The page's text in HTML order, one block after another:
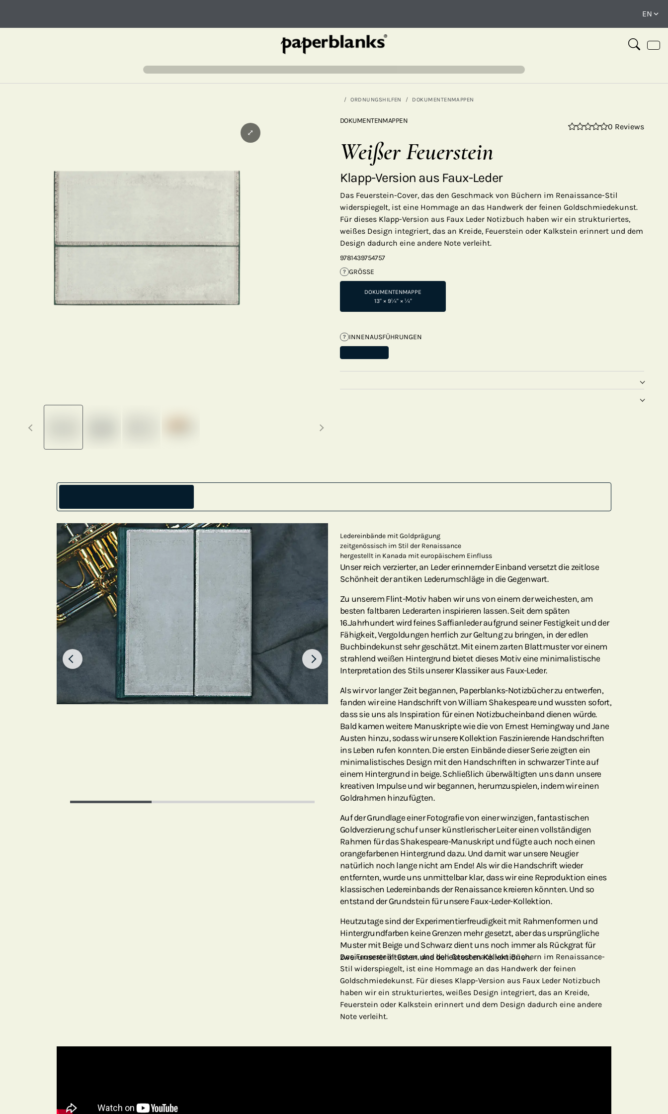
ORDNUNGSHILFEN DOKUMENTENMAPPEN
⤢
DOKUMENTENMAPPEN
0 Reviews
Weißer Feuerstein
Klapp-Version aus Faux-Leder
Das Feuerstein-Cover, das den Geschmack von Büchern im Renaissance-Stil
widerspiegelt, ist eine Hommage an das Handwerk der feinen Goldschmiedekunst.
Für dieses Klapp-Version aus Faux Leder Notizbuch haben wir ein strukturiertes,
weißes Design integriert, das an Kreide, Feuerstein oder Kalkstein erinnert und dem
Design dadurch eine andere Note verleiht.
9781439754757
? GRÖSSE
DOKUMENTENMAPPE
13" × 9¼" × ¼"
? INNENAUSFÜHRUNGEN
Ledereinbände mit Goldprägung
zeitgenössisch im Stil der Renaissance
hergestellt in Kanada mit europäischem Einfluss
Unser reich verzierter, an Leder erinnernder Einband versetzt die zeitlose
Schönheit der antiken Lederumschläge in die Gegenwart.
Zu unserem Flint-Motiv haben wir uns von einem der weichesten, am
besten faltbaren Lederarten inspirieren lassen. Seit dem späten
16. Jahrhundert wird feines Saffianleder aufgrund seiner Festigkeit und der
Fähigkeit, Vergoldungen herrlich zur Geltung zu bringen, in der edlen
Buchbindekunst sehr geschätzt. Mit einem zarten Blattmuster vor einem
strahlend weißen Hintergrund bietet dieses Motiv eine minimalistische
Interpretation des Stils unserer Klassiker aus Faux-Leder.
Als wir vor langer Zeit begannen, Paperblanks-Notizbücher zu entwerfen,
fanden wir eine Handschrift von William Shakespeare und wussten sofort,
dass sie uns als Inspiration für einen Notizbucheinband dienen würde.
Bald kamen weitere Manuskripte wie die von Ernest Hemingway und Jane
Austen hinzu, sodass wir unsere Kollektion Faszinierende Handschriften
ins Leben rufen konnten. Die ersten Einbände dieser Serie zeigten ein
minimalistisches Design mit den Handschriften in schwarzer Tinte auf
einem Hintergrund in beige. Schließlich überwältigten uns dann unsere
kreativen Impulse und wir begannen, herumzuspielen, indem wir einen
Goldrahmen hinzufügten.
Auf der Grundlage einer Fotografie von einer winzigen, fantastischen
Goldverzierung schuf unser künstlerischer Leiter einen vollständigen
Rahmen für das Shakespeare-Manuskript und fügte auch noch einen
orangefarbenen Hintergrund dazu. Und damit war unsere Neugier
natürlich noch lange nicht am Ende! Als wir die Handschrift wieder
entfernten, wurde uns unmittelbar klar, dass wir eine Reproduktion eines
klassischen Ledereinbands der Renaissance kreieren könnten. Und so
entstand der Grundstein für unsere Faux-Leder-Kollektion.
Heutzutage sind der Experimentierfreudigkeit mit Rahmenformen und
Hintergrundfarben keine Grenzen mehr gesetzt, aber das ursprüngliche
Muster mit Beige und Schwarz dient uns noch immer als Rückgrat für
zwei unserer ältesten und beliebtesten Kollektionen.
Das Feuerstein-Cover, das den Geschmack von Büchern im Renaissance-
Stil widerspiegelt, ist eine Hommage an das Handwerk der feinen
Goldschmiedekunst. Für dieses Klapp-Version aus Faux Leder Notizbuch
haben wir ein strukturiertes, weißes Design integriert, das an Kreide,
Feuerstein oder Kalkstein erinnert und dem Design dadurch eine andere
Note verleiht.